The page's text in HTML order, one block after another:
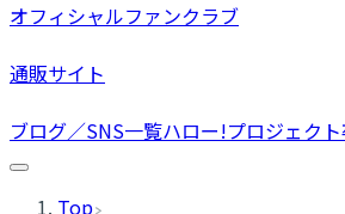
オフィシャルファンクラブ
通販サイト
ブログ／SNS一覧ハロー!プロジェク
Top